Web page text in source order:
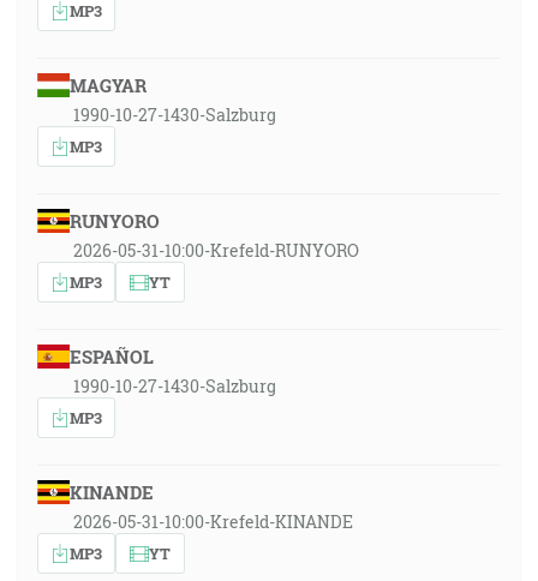
MP3
MAGYAR
1990-10-27-1430-Salzburg
MP3
RUNYORO
2026-05-31-10:00-Krefeld-RUNYORO
MP3 YT
ESPAÑOL
1990-10-27-1430-Salzburg
MP3
KINANDE
2026-05-31-10:00-Krefeld-KINANDE
MP3 YT